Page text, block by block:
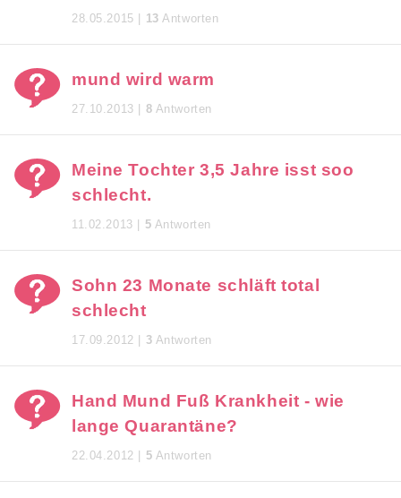
28.05.2015 | 13 Antworten
mund wird warm
27.10.2013 | 8 Antworten
Meine Tochter 3,5 Jahre isst soo
schlecht.
11.02.2013 | 5 Antworten
Sohn 23 Monate schläft total
schlecht
17.09.2012 | 3 Antworten
Hand Mund Fuß Krankheit - wie
lange Quarantäne?
22.04.2012 | 5 Antworten